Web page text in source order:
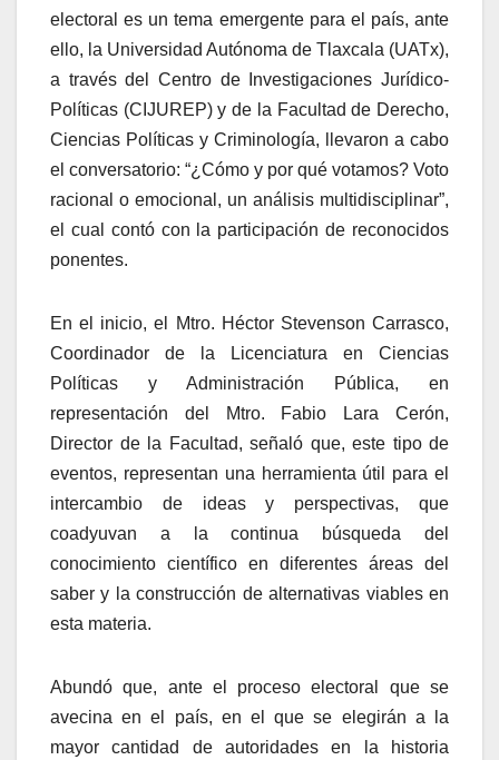
electoral es un tema emergente para el país, ante
ello, la Universidad Autónoma de Tlaxcala (UATx),
a través del Centro de Investigaciones Jurídico-
Políticas (CIJUREP) y de la Facultad de Derecho,
Ciencias Políticas y Criminología, llevaron a cabo
el conversatorio: “¿Cómo y por qué votamos? Voto
racional o emocional, un análisis multidisciplinar”,
el cual contó con la participación de reconocidos
ponentes.
En el inicio, el Mtro. Héctor Stevenson Carrasco,
Coordinador de la Licenciatura en Ciencias
Políticas y Administración Pública, en
representación del Mtro. Fabio Lara Cerón,
Director de la Facultad, señaló que, este tipo de
eventos, representan una herramienta útil para el
intercambio de ideas y perspectivas, que
coadyuvan a la continua búsqueda del
conocimiento científico en diferentes áreas del
saber y la construcción de alternativas viables en
esta materia.
Abundó que, ante el proceso electoral que se
avecina en el país, en el que se elegirán a la
mayor cantidad de autoridades en la historia